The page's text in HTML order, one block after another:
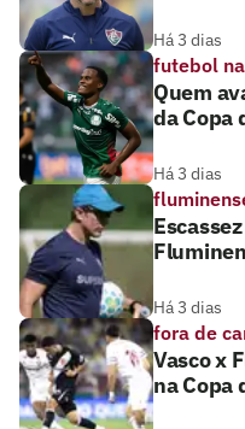
Há 3 dias
futebol
Quem
da Copa
Há 3 dias
Há 3 dias
fora de
Vasco x
na Copa